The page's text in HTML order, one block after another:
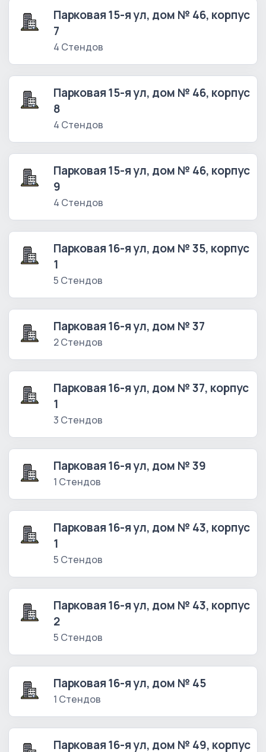
Парковая 15-я ул, дом № 46, корпус
7
4 Стендов
Парковая 15-я ул, дом № 46, корпус
8
4 Стендов
Парковая 15-я ул, дом № 46, корпус
9
4 Стендов
Парковая 16-я ул, дом № 35, корпус
1
5 Стендов
Парковая 16-я ул, дом № 37
2 Стендов
Парковая 16-я ул, дом № 37, корпус
1
3 Стендов
Парковая 16-я ул, дом № 39
1 Стендов
Парковая 16-я ул, дом № 43, корпус
1
5 Стендов
Парковая 16-я ул, дом № 43, корпус
2
5 Стендов
Парковая 16-я ул, дом № 45
1 Стендов
Парковая 16-я ул, дом № 49, корпус